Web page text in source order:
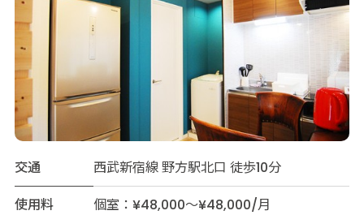
交通
西武新宿線 野方駅北口 徒歩10分
使用料
個室：¥48,000～¥48,000/月